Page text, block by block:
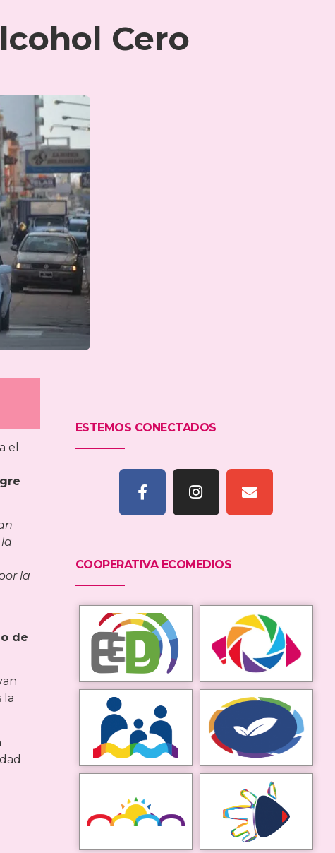
Cero
el
la
de
la
ESTEMOS CONECTADOS
COOPERATIVA ECOMEDIOS